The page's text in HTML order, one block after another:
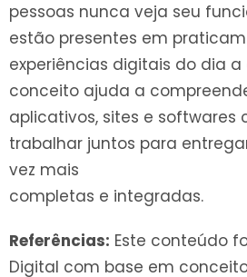
pessoas nunca veja seu
estão presentes em
experiências digitais do dia a
conceito ajuda a
aplicativos, sites e softwares
trabalhar juntos para
vez mais
completas e integradas.
Referências: Este conteúdo
Digital com base em